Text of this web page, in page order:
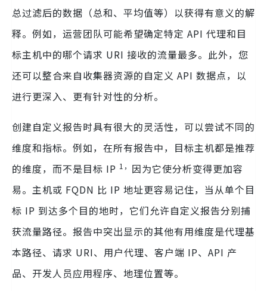
总过滤后的数据（总和、平均值等）以获得有意义的解
释。例如，运营团队可能希望确定特定 API 代理和目
标主机中的哪个请求 URI 接收的流量最多。此外，您
还可以整合来自收集器资源的自定义 API 数据点，以
进行更深入、更有针对性的分析。
创建自定义报告时具有很大的灵活性，可以尝试不同的
维度和指标。例如，在所有报告中，目标主机都是推荐
的维度，而不是目标 IP 1， 因为它使分析变得更加容
易。主机或 FQDN 比 IP 地址更容易记住，当从单个目
标 IP 到达多个目的地时，它们允许自定义报告分别捕
获流量路径。报告中突出显示的其他有用维度是代理基
本路径、请求 URI、用户代理、客户端 IP、API 产
品、开发人员应用程序、地理位置等。